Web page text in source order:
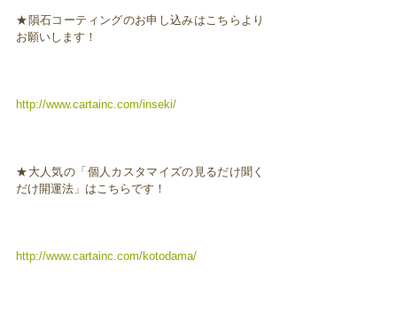
★隕石コーティングのお申し込みはこちらより
お願いします！
http://www.cartainc.com/inseki/
★大人気の「個人カスタマイズの見るだけ聞く
だけ開運法」はこちらです！
http://www.cartainc.com/kotodama/